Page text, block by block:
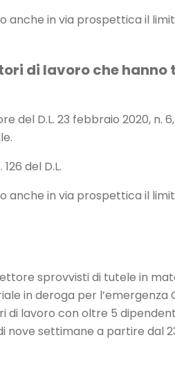
in via prospettica il
di lavoro che
D.L. 23 febbraio 2020, n.
del D.L.
in via prospettica il
sprovvisti di tutele in
in deroga per l’emergenza
lavoro con oltre 5
nove settimane a partire dal